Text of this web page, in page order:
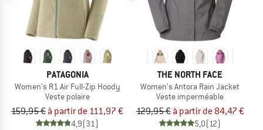
PATAGONIA
Women's R1 Air Full-Zip Hoody
Veste polaire
159,95 € à partir de 111,97 €
4,9(31)
THE NORTH FACE
Women's Antora Rain Jacket
Veste imperméable
129,95 € à partir de 84,47 €
5,0(12)